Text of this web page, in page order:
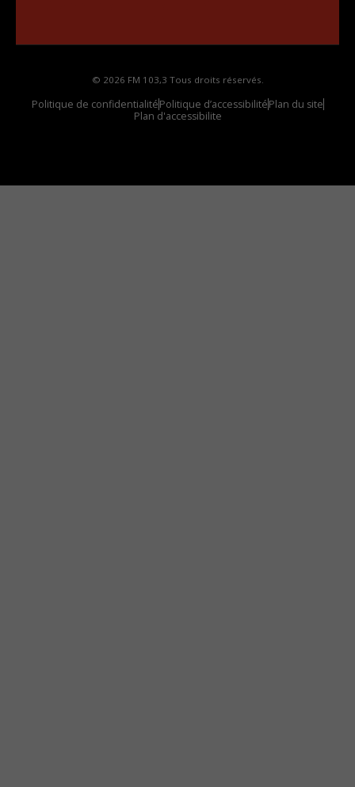
© 2026 FM 103,3 Tous droits réservés.
Politique de confidentialitéPolitique d’accessibilitéPlan du site
Plan d'accessibilite